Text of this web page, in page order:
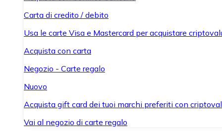
Carta di credito / debito
Usa le carte Visa e Mastercard per acquistare
Acquista con carta
Negozio - Carte regalo
Nuovo
Acquista gift card dei tuoi marchi preferiti con
Vai al negozio di carte regalo